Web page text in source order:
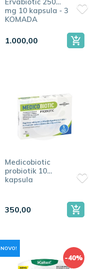
mg 10 kapsula - 3
KOMADA
1.000,00
Medicobiotic
probiotik 10
kapsula
350,00
NOVO!
-40%